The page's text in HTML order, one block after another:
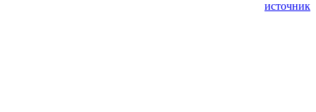
источник